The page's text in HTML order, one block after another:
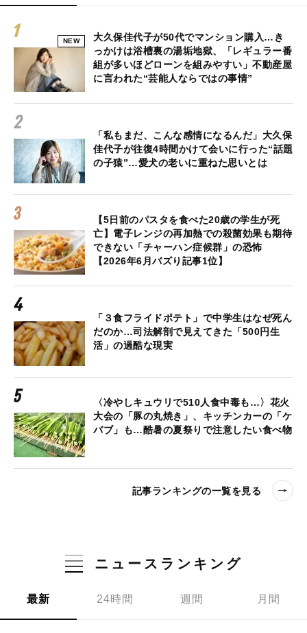
NEW
大久保佳代子が50代でマンション購入…き
っかけは浴槽裏の湯垢地獄、「レギュラー番
組が多いほどローンを組みやすい」不動産屋
に言われた“芸能人ならではの事情”
「私もまだ、こんな感情になるんだ」大久保
佳代子が往復4時間かけて会いに行った“話題
の子猿”…愛犬の老いに重ねた思いとは
【5日前のパスタを食べた20歳の学生が死
亡】電子レンジの再加熱での殺菌効果も期待
できない「チャーハン症候群」の恐怖
【2026年6月バズり記事1位】
「３食フライドポテト」で中学生はなぜ死ん
だのか…司法解剖で見えてきた「500円生
活」の過酷な現実
〈冷やしキュウリで510人食中毒も…〉花火
大会の「豚の丸焼き」、キッチンカーの「ケ
バブ」も…酷暑の夏祭りで注意したい食べ物
記事ランキングの一覧を見る
ニュースランキング
最新 24時間 週間 月間